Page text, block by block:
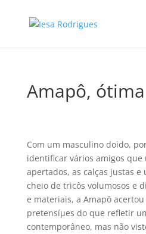
Amapô, ótima
Com um masculino doido,
identificar vários amigos que
apertados, as calças justas
cheio de tricôs volumosos e
e materiais, a Amapô
pretensíµes do que refletir
contemporâneo, mas não